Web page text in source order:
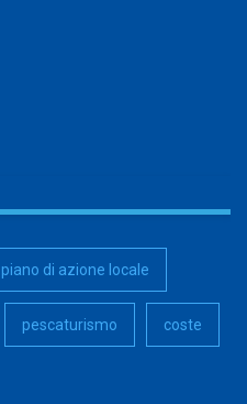
piano di azione locale
pescaturismo coste